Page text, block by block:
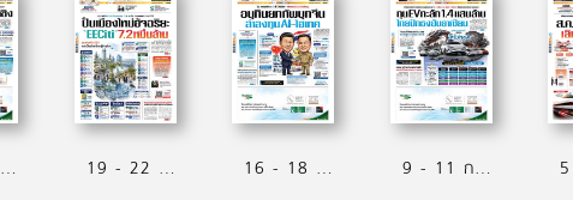
23 - 25 กรกฏาคม 2569 19 - 22 กรกฏาคม 2569 16 - 18 กรกฏาคม 2569 9 - 11 กรกฏาคม 2569